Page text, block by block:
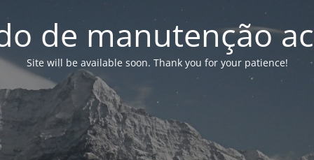
de manutenção
Site will be available soon. Thank you for your patience!